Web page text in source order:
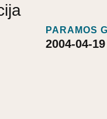
PARAMOS
2004-04-19